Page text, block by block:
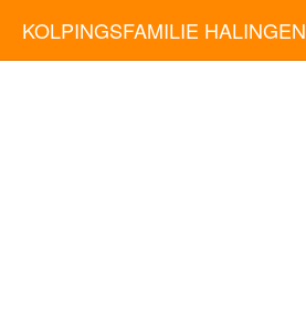
KOLPINGSFAMILIE HALINGEN